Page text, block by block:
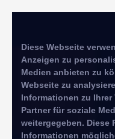
Diese Webseite
Anzeigen zu
Medien anbieten zu
Webseite zu
Informationen zu
Partner für soziale
weitergegeben. Diese
Informationen